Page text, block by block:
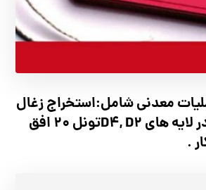
معدنی شامل:استخراج زغال
و پیشروی افقی در لایه های D4, D2تونل 20 افق